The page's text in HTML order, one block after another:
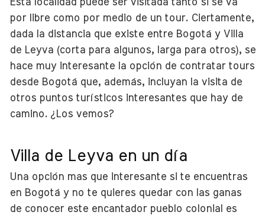
por libre como por medio de un tour. Ciertamente,
dada la distancia que existe entre Bogotá y Villa
de Leyva (corta para algunos, larga para otros), se
hace muy interesante la opción de contratar tours
desde Bogotá que, además, incluyan la visita de
otros puntos turísticos interesantes que hay de
camino. ¿Los vemos?
Villa de Leyva en un día
Una opción mas que interesante si te encuentras
en Bogotá y no te quieres quedar con las ganas
de conocer este encantador pueblo colonial es